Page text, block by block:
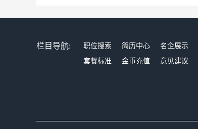
栏目导航: 职位搜索 简历中心 名企展示
套餐标准
金币充值 意见建议